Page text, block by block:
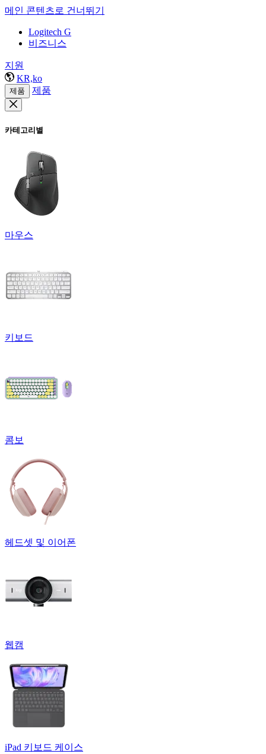
메인 콘텐츠로 건너뛰기
Logitech G
비즈니스
지원
KR,ko
제품 제품
카테고리별
마우스
키보드
콤보
헤드셋 및 이어폰
웹캠
iPad 키보드 케이스